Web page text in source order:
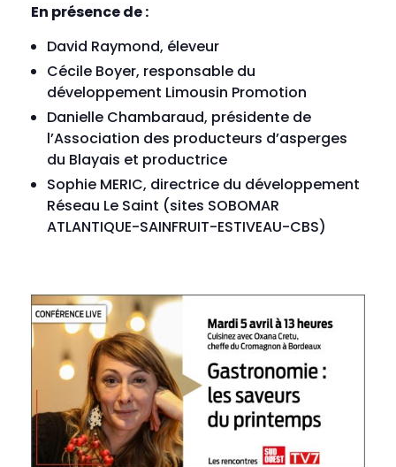
En présence de :
David Raymond, éleveur
Cécile Boyer, responsable du
développement Limousin Promotion
Danielle Chambaraud, présidente de
l’Association des producteurs d’asperges
du Blayais et productrice
Sophie MERIC, directrice du développement
Réseau Le Saint (sites SOBOMAR
ATLANTIQUE-SAINFRUIT-ESTIVEAU-CBS)